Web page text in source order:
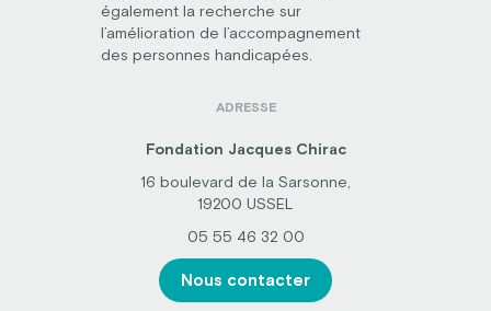
également la recherche sur
l’amélioration de l’accompagnement
des personnes handicapées.
ADRESSE
Fondation Jacques Chirac
16 boulevard de la Sarsonne,
19200 USSEL
05 55 46 32 00
Nous contacter